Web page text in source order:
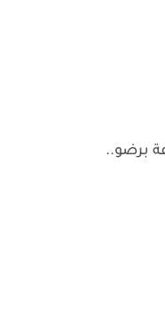
برضو..